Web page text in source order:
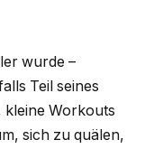
wurde –
Teil seines
kleine Workouts
sich zu quälen,